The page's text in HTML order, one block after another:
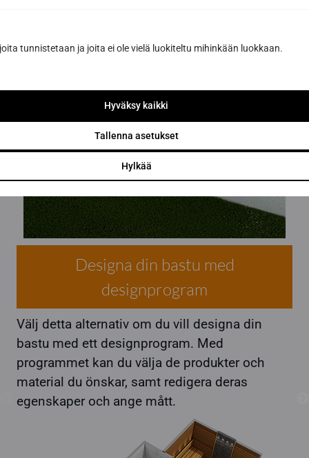
tunnistetaan ja joita ei ole vielä luokiteltu mihinkään luokkaan.
Hylkää
Tallenna asetukset
Hyväksy kaikki
Designa din bastu med
designprogram
Välj detta alternativ om du vill designa din
bastu med ett designprogram. Med
programmet kan du välja de produkter och
material du önskar, samt redigera deras
egenskaper och ange mått.